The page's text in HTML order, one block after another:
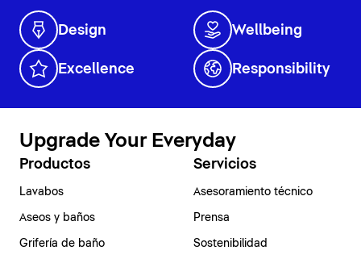
Design Wellbeing
Excellence Responsibility
Upgrade Your Everyday
Productos
Lavabos
Aseos y baños
Grifería de baño
Servicios
Asesoramiento técnico
Prensa
Sostenibilidad